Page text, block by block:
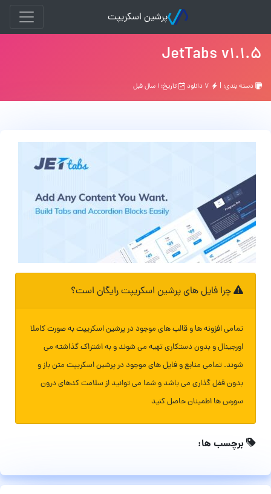
پرشین اسکریپت
JetTabs v1.1.5
دسته بندی: | تاریخ: ۱ سال قبل
چرا فایل های پرشین اسکریپت رایگان است؟
تمامی افزونه ها و قالب های موجود در پرشین اسکریپت به صورت کاملا
اورجینال و بدون دستکاری تهیه می شوند و به اشتراک گذاشته می
شوند. تمامی منابع و فایل های موجود در پرشین اسکریپت متن باز و
بدون قفل گذاری می باشد و شما می توانید از سلامت کدهای درون
سورس ها اطمینان حاصل کنید
برچسب ها: